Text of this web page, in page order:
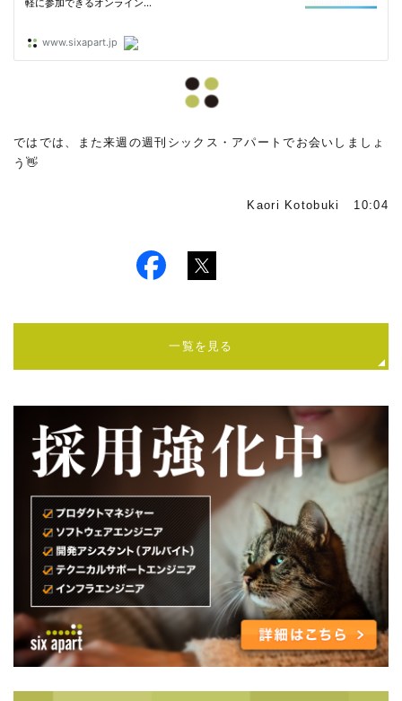
ではでは、また来週の週刊シックス・アパートでお会いしましょ
う👋
Kaori Kotobuki 10:04
一覧を見る